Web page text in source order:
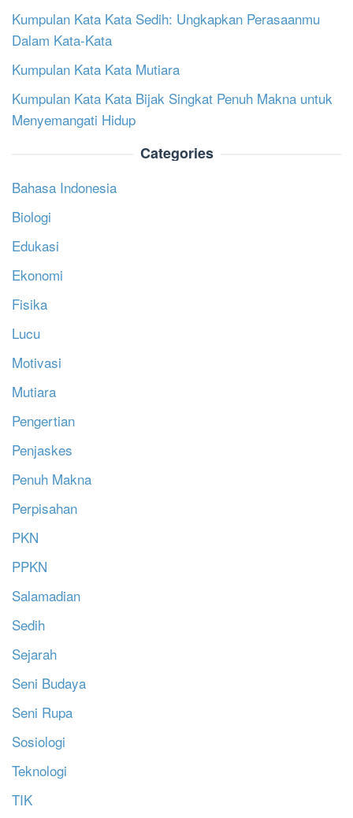
Kumpulan Kata Kata Sedih: Ungkapkan Perasaanmu
Dalam Kata-Kata
Kumpulan Kata Kata Mutiara
Kumpulan Kata Kata Bijak Singkat Penuh Makna untuk
Menyemangati Hidup
Categories
Bahasa Indonesia
Biologi
Edukasi
Ekonomi
Fisika
Lucu
Motivasi
Mutiara
Pengertian
Penjaskes
Penuh Makna
Perpisahan
PKN
PPKN
Salamadian
Sedih
Sejarah
Seni Budaya
Seni Rupa
Sosiologi
Teknologi
TIK